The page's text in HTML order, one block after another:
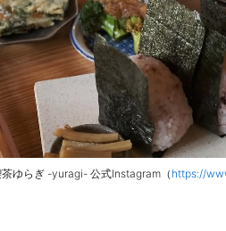
茶ゆらぎ -yuragi- 公式Instagram（ https://